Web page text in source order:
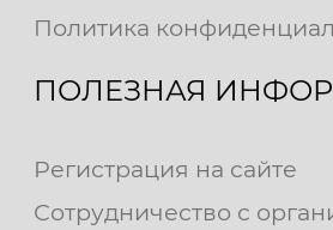
Политика
ПОЛЕЗНАЯ
Регистрация на сайте
Сотрудничество с